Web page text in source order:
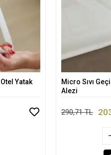
Yatak
Micro Sıvı
Alezi
290,71 TL